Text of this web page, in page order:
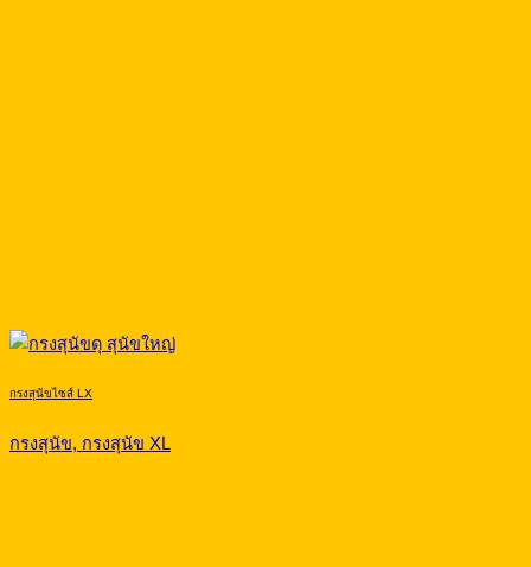
กรงสุนัขไซส์ LX
กรงสุนัข, กรงสุนัข XL